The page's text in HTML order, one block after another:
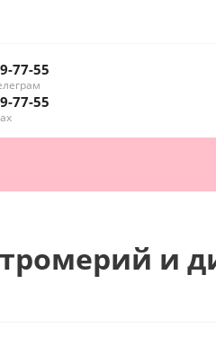
77-55
77-55
и